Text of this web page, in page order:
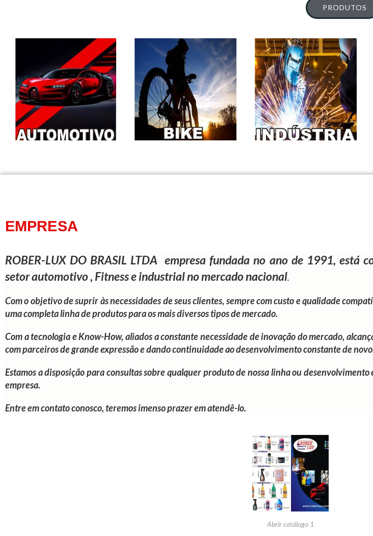
PRODUTOS
EMPRESA
ROBER-LUX DO BRASIL LTDA empresa fundada no ano de 1991, está
setor automotivo , Fitness e industrial no mercado nacional.
Com o objetivo de suprir às necessidades de seus clientes, sempre com custo e qualidade
uma completa linha de produtos para os mais diversos tipos de mercado.
Com a tecnologia e Know-How, aliados a constante necessidade de inovação do mercado,
com parceiros de grande expressão e dando continuidade ao desenvolvimento constante de
Estamos a disposição para consultas sobre qualquer produto de nossa linha ou
empresa.
Entre em contato conosco, teremos imenso prazer em atendê-lo.
Abrir catálogo 1